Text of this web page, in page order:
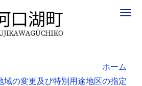
ホーム
域の変更及び特別用途地区の指定